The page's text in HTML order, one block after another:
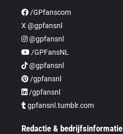
/GPfanscom
X @gpfansnl
@gpfansnl
/GPFansNL
@gpfansnl
/gpfansnl
/gpfansnl
gpfansnl.tumblr.com
Redactie & bedrijfsinformatie